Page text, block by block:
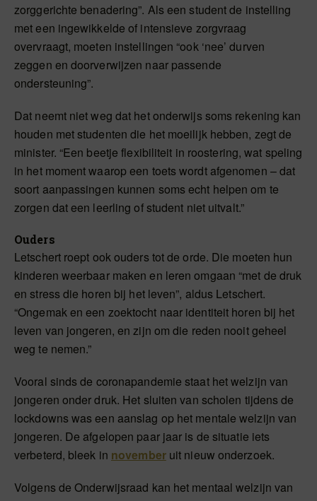
zorggerichte benadering”. Als een student de instelling
met een ingewikkelde of intensieve zorgvraag
overvraagt, moeten instellingen “ook ‘nee’ durven
zeggen en doorverwijzen naar passende
ondersteuning”.
Dat neemt niet weg dat het onderwijs soms rekening kan
houden met studenten die het moeilijk hebben, zegt de
minister. “Een beetje flexibiliteit in roostering, wat speling
in het moment waarop een toets wordt afgenomen – dat
soort aanpassingen kunnen soms echt helpen om te
zorgen dat een leerling of student niet uitvalt.”
Ouders
Letschert roept ook ouders tot de orde. Die moeten hun
kinderen weerbaar maken en leren omgaan “met de druk
en stress die horen bij het leven”, aldus Letschert.
“Ongemak en een zoektocht naar identiteit horen bij het
leven van jongeren, en zijn om die reden nooit geheel
weg te nemen.”
Vooral sinds de coronapandemie staat het welzijn van
jongeren onder druk. Het sluiten van scholen tijdens de
lockdowns was een aanslag op het mentale welzijn van
jongeren. De afgelopen paar jaar is de situatie iets
verbeterd, bleek in novemberuit nieuw onderzoek.
Volgens de Onderwijsraad kan het mentaal welzijn van